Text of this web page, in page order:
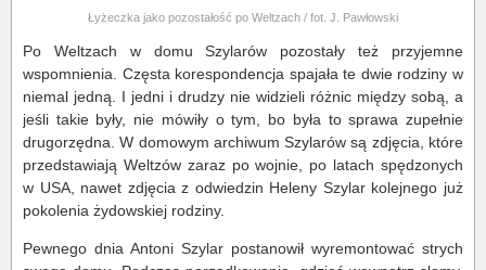
Łyżeczka jako pozostałość po Weltzach / fot. J. Pawłowski
Po Weltzach w domu Szylarów pozostały też przyjemne
wspomnienia. Częsta korespondencja spajała te dwie rodziny w
niemal jedną. I jedni i drudzy nie widzieli różnic między sobą, a
jeśli takie były, nie mówiły o tym, bo była to sprawa zupełnie
drugorzędna. W domowym archiwum Szylarów są zdjęcia, które
przedstawiają Weltzów zaraz po wojnie, po latach spędzonych
w USA, nawet zdjęcia z odwiedzin Heleny Szylar kolejnego już
pokolenia żydowskiej rodziny.
Pewnego dnia Antoni Szylar postanowił wyremontować strych